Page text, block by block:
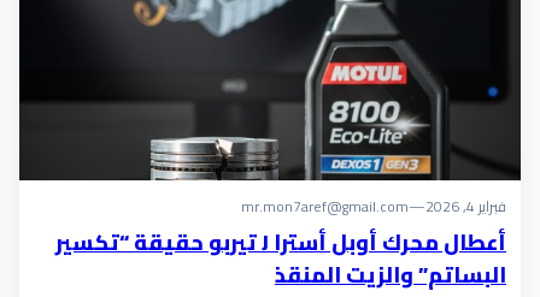
فبراير 4, 2026 —
mr.mon7aref@gmail.com
أعطال محرك أوبل أسترا J تيربو حقيقة “تكسير
البساتم” والزيت المنقذ